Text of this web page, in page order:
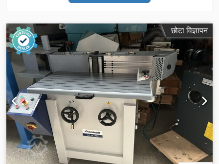
छोटा विज्ञापन